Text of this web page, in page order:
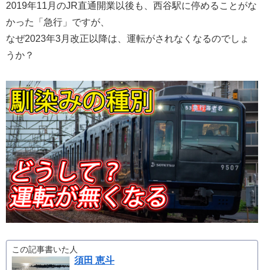
2019年11月のJR直通開業以後も、西谷駅に停めることがな
かった「急行」ですが、
なぜ2023年3月改正以降は、運転がされなくなるのでしょ
うか？
この記事書いた人
須田 恵斗